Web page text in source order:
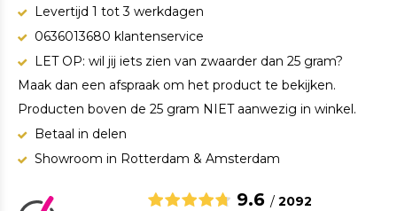
Levertijd 1 tot 3 werkdagen
0636013680 klantenservice
LET OP: wil jij iets zien van zwaarder dan 25 gram?
Maak dan een afspraak om het product te bekijken.
Producten boven de 25 gram NIET aanwezig in winkel.
Betaal in delen
Showroom in Rotterdam & Amsterdam
9.6 / 2092